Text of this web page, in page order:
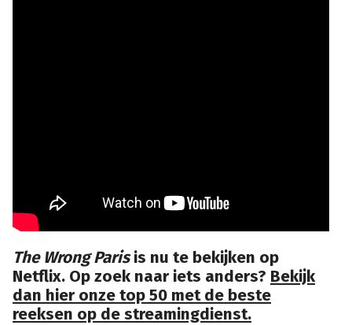
The Wrong Parisis nu te bekijken op
Netflix. Op zoek naar iets anders? Bekijk
dan hier onze top 50 met de beste
reeksen op de streamingdienst.